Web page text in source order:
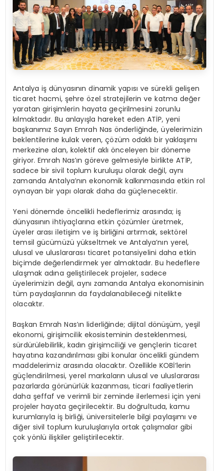
Antalya iş dünyasının dinamik yapısı ve sürekli gelişen
ticaret hacmi, şehre özel stratejilerin ve katma değer
yaratan girişimlerin hayata geçirilmesini zorunlu
kılmaktadır. Bu anlayışla hareket eden ATİP, yeni
başkanımız Sayın Emrah Nas önderliğinde, üyelerimizin
beklentilerine kulak veren, çözüm odaklı bir yaklaşımı
merkezine alan, kolektif aklı önceleyen bir döneme
giriyor. Emrah Nas’ın göreve gelmesiyle birlikte ATİP,
sadece bir sivil toplum kuruluşu olarak değil, aynı
zamanda Antalya’nın ekonomik kalkınmasında etkin rol
oynayan bir yapı olarak daha da güçlenecektir.
Yeni dönemde öncelikli hedeflerimiz arasında; iş
dünyasının ihtiyaçlarına etkin çözümler üretmek,
üyeler arası iletişim ve iş birliğini artırmak, sektörel
temsil gücümüzü yükseltmek ve Antalya’nın yerel,
ulusal ve uluslararası ticaret potansiyelini daha etkin
biçimde değerlendirmek yer almaktadır. Bu hedeflere
ulaşmak adına geliştirilecek projeler, sadece
üyelerimizin değil, aynı zamanda Antalya ekonomisinin
tüm paydaşlarının da faydalanabileceği nitelikte
olacaktır.
Başkan Emrah Nas’ın liderliğinde; dijital dönüşüm, yeşil
ekonomi, girişimcilik ekosisteminin desteklenmesi,
sürdürülebilirlik, kadın girişimciliği ve gençlerin ticaret
hayatına kazandırılması gibi konular öncelikli gündem
maddelerimiz arasında olacaktır. Özellikle KOBİ’lerin
güçlendirilmesi, yerel markaların ulusal ve uluslararası
pazarlarda görünürlük kazanması, ticari faaliyetlerin
daha şeffaf ve verimli bir zeminde ilerlemesi için yeni
projeler hayata geçirilecektir. Bu doğrultuda, kamu
kurumlarıyla iş birliği, üniversitelerle bilgi paylaşımı ve
diğer sivil toplum kuruluşlarıyla ortak çalışmalar gibi
çok yönlü ilişkiler geliştirilecektir.